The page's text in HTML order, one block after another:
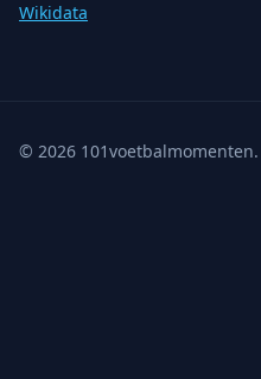
Wikidata
© 2026